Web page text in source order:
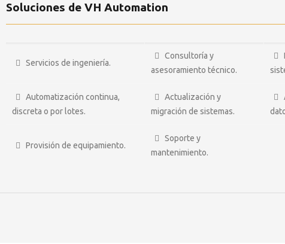
Soluciones de VH Automation
Servicios de ingeniería.
Consultoría y
asesoramiento técnico.
Automatización continua,
discreta o por lotes.
Actualización y
migración de sistemas.
Provisión de equipamiento.
Soporte y
mantenimiento.